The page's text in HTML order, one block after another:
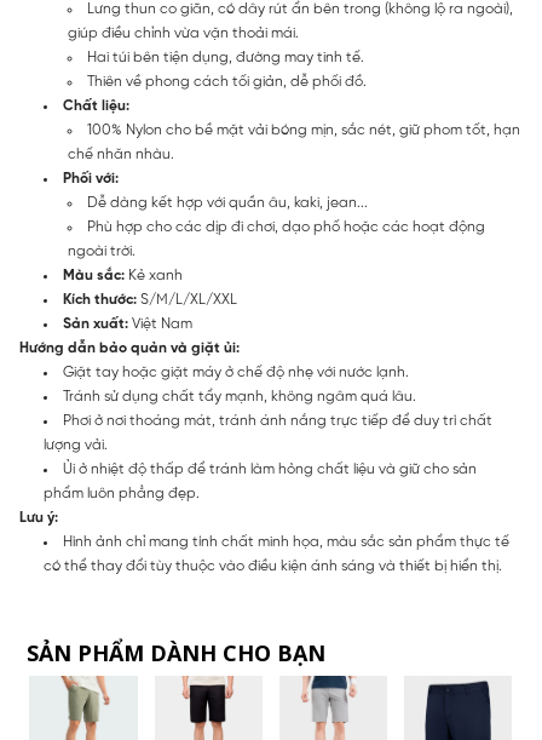
Lưng thun co giãn, có dây rút ẩn bên trong (không lộ ra ngoài),
giúp điều chỉnh vừa vặn thoải mái.
Hai túi bên tiện dụng, đường may tinh tế.
Thiên về phong cách tối giản, dễ phối đồ.
Chất liệu:
100% Nylon cho bề mặt vải bóng mịn, sắc nét, giữ phom tốt, hạn
chế nhăn nhàu.
Phối với:
Dễ dàng kết hợp với quần âu, kaki, jean...
Phù hợp cho các dịp đi chơi, dạo phố hoặc các hoạt động
ngoài trời.
Màu sắc: Kẻ xanh
Kích thước: S/M/L/XL/XXL
Sản xuất: Việt Nam
Hướng dẫn bảo quản và giặt ủi:
Giặt tay hoặc giặt máy ở chế độ nhẹ với nước lạnh.
Tránh sử dụng chất tẩy mạnh, không ngâm quá lâu.
Phơi ở nơi thoáng mát, tránh ánh nắng trực tiếp để duy trì chất
lượng vải.
Ủi ở nhiệt độ thấp để tránh làm hỏng chất liệu và giữ cho sản
phẩm luôn phẳng đẹp.
Lưu ý:
Hình ảnh chỉ mang tính chất minh họa, màu sắc sản phẩm thực tế
có thể thay đổi tùy thuộc vào điều kiện ánh sáng và thiết bị hiển thị.
SẢN PHẨM DÀNH CHO BẠN